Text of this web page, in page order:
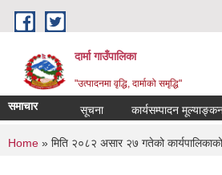
Skip to main content
दार्मा गाउँपालिका
"उत्पादनमा वृद्धि, दार्माको समृद्धि"
समाचार कार्यसम्पादन मूल्याङ्कन
You are here
Home » मिति २०८२ असार २७ गतेको